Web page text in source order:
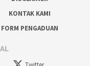
KONTAK KAMI
FORM PENGADUAN